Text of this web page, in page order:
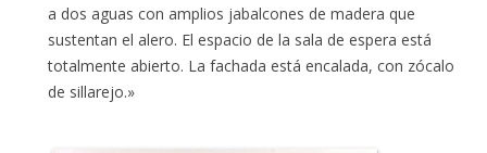
a dos aguas con amplios jabalcones de madera que
sustentan el alero. El espacio de la sala de espera está
totalmente abierto. La fachada está encalada, con zócalo
de sillarejo.»